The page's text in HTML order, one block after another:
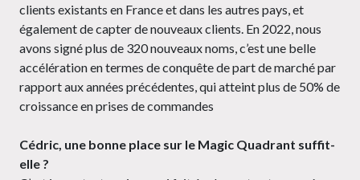
clients existants en France et dans les autres pays, et
également de capter de nouveaux clients. En 2022, nous
avons signé plus de 320 nouveaux noms, c’est une belle
accélération en termes de conquête de part de marché par
rapport aux années précédentes, qui atteint plus de 50% de
croissance en prises de commandes
Cédric, une bonne place sur le Magic Quadrant suffit-
elle ?